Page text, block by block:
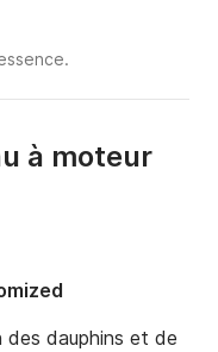
à moteur
des dauphins et de